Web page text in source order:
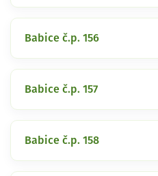
Babice č.p. 156
Babice č.p. 157
Babice č.p. 158